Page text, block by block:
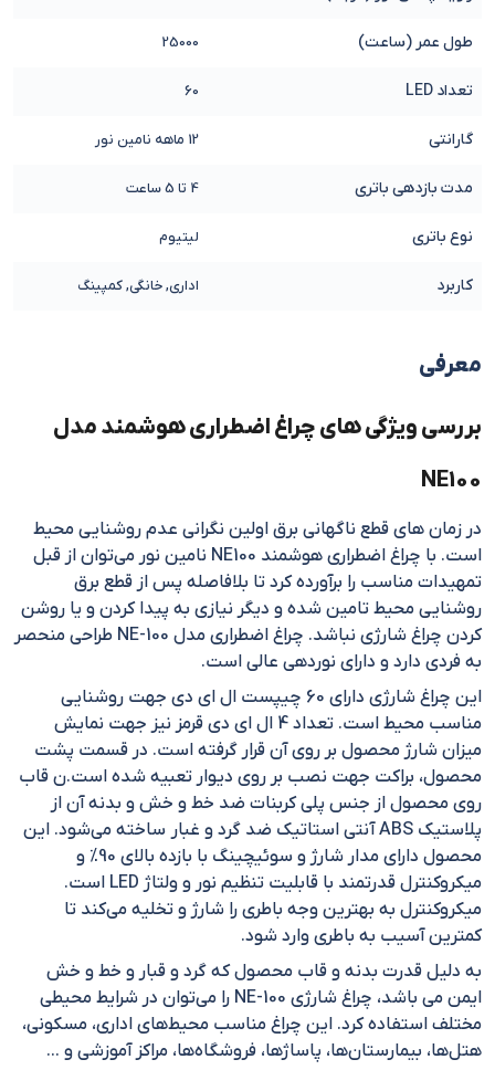
طول عمر (ساعت) 25000
تعداد LED 60
گارانتی 12 ماهه نامین نور
مدت بازدهی باتری 4 تا 5 ساعت
نوع باتری لیتیوم
کاربرد اداری, خانگی, کمپینگ
معرفی
بررسی ویژگی های چراغ اضطراری هوشمند مدل
NE100
در زمان های قطع ناگهانی برق اولین نگرانی عدم روشنایی محیط
است. با چراغ اضطراری هوشمند NE100 نامین نور می‌توان از قبل
تمهیدات مناسب را برآورده کرد تا بلافاصله پس از قطع برق
روشنایی محیط تامین شده و دیگر نیازی به پیدا کردن و یا روشن
کردن چراغ شارژی نباشد. چراغ اضطراری مدل NE-100 طراحی منحصر
به فردی دارد و دارای نوردهی عالی است.
این چراغ شارژی دارای 60 چیپست ال ای دی جهت روشنایی
مناسب محیط است. تعداد 4 ال ای دی قرمز نیز جهت نمایش
میزان شارژ محصول بر روی آن قرار گرفته است. در قسمت پشت
محصول، براکت جهت نصب بر روی دیوار تعبیه شده است.ن قاب
روی محصول از جنس پلی کربنات ضد خط و خش و بدنه آن از
پلاستیک ABS آنتی استاتیک ضد گرد و غبار ساخته می‌شود. این
محصول دارای مدار شارژ و سوئیچینگ با بازده بالای 90% و
میکروکنترل قدرتمند با قابلیت تنظیم نور و ولتاژ LED است.
میکروکنترل به بهترین وجه باطری را شارژ و تخلیه می‌کند تا
کمترین آسیب به باطری وارد شود.
به دلیل قدرت بدنه و قاب محصول که گرد و قبار و خط و خش
ایمن می باشد، چراغ شارژی NE-100 را می‌توان در شرایط محیطی
مختلف استفاده کرد. این چراغ مناسب محیط‌های اداری، مسکونی،
هتل‌ها، بیمارستان‌ها، پاساژها، فروشگاه‌ها، مراکز آموزشی و …